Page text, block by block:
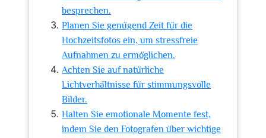
besprechen.
Planen Sie genügend Zeit für die
Hochzeitsfotos ein, um stressfreie
Aufnahmen zu ermöglichen.
Achten Sie auf natürliche
Lichtverhältnisse für stimmungsvolle
Bilder.
Halten Sie emotionale Momente fest,
indem Sie den Fotografen über wichtige